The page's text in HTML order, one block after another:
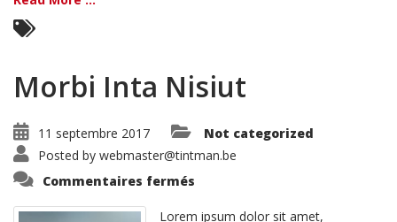
Morbi Inta Nisiut
11 septembre 2017
Not categorized
Posted by webmaster@tintman.be
Commentaires fermés
Nisiut
Lorem ipsum dolor sit amet,